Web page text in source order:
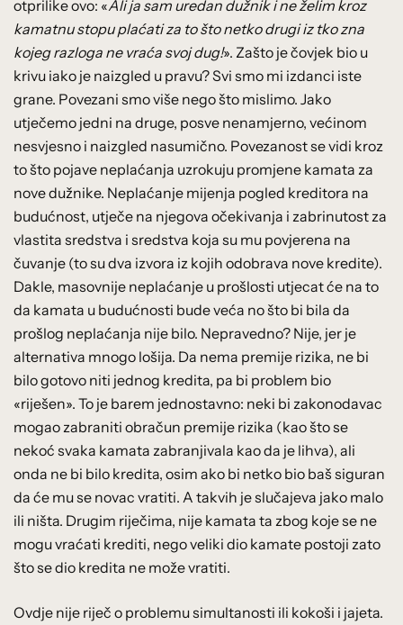
otprilike ovo: «Ali ja sam uredan dužnik i ne želim kroz
kamatnu stopu plaćati za to što netko drugi iz tko zna
kojeg razloga ne vraća svoj dug!». Zašto je čovjek bio u
krivu iako je naizgled u pravu? Svi smo mi izdanci iste
grane. Povezani smo više nego što mislimo. Jako
utječemo jedni na druge, posve nenamjerno, većinom
nesvjesno i naizgled nasumično. Povezanost se vidi kroz
to što pojave neplaćanja uzrokuju promjene kamata za
nove dužnike. Neplaćanje mijenja pogled kreditora na
budućnost, utječe na njegova očekivanja i zabrinutost za
vlastita sredstva i sredstva koja su mu povjerena na
čuvanje (to su dva izvora iz kojih odobrava nove kredite).
Dakle, masovnije neplaćanje u prošlosti utjecat će na to
da kamata u budućnosti bude veća no što bi bila da
prošlog neplaćanja nije bilo. Nepravedno? Nije, jer je
alternativa mnogo lošija. Da nema premije rizika, ne bi
bilo gotovo niti jednog kredita, pa bi problem bio
«riješen». To je barem jednostavno: neki bi zakonodavac
mogao zabraniti obračun premije rizika (kao što se
nekoć svaka kamata zabranjivala kao da je lihva), ali
onda ne bi bilo kredita, osim ako bi netko bio baš siguran
da će mu se novac vratiti. A takvih je slučajeva jako malo
ili ništa. Drugim riječima, nije kamata ta zbog koje se ne
mogu vraćati krediti, nego veliki dio kamate postoji zato
što se dio kredita ne može vratiti.
Ovdje nije riječ o problemu simultanosti ili kokoši i jajeta.